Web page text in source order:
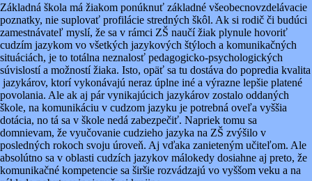
Základná škola má žiakom ponúknuť základné všeobecnovzdelávacie
poznatky, nie suplovať profilácie stredných škôl. Ak si rodič či budúci
zamestnávateľ myslí, že sa v rámci ZŠ naučí žiak plynule hovoriť
cudzím jazykom vo všetkých jazykových štýloch a komunikačných
situáciách, je to totálna neznalosť pedagogicko-psychologických
súvislostí a možností žiaka. Isto, opäť sa tu dostáva do popredia kvalita
jazykárov, ktorí vykonávajú neraz úplne iné a výrazne lepšie platené
povolania. Ale ak aj pár vynikajúcich jazykárov zostalo oddaných
škole, na komunikáciu v cudzom jazyku je potrebná oveľa vyššia
dotácia, no tá sa v škole nedá zabezpečiť. Napriek tomu sa
domnievam, že vyučovanie cudzieho jazyka na ZŠ zvýšilo v
posledných rokoch svoju úroveň. Aj vďaka zanieteným učiteľom. Ale
absolútno sa v oblasti cudzích jazykov málokedy dosiahne aj preto, že
komunikačné kompetencie sa širšie rozvádzajú vo vyššom veku a na